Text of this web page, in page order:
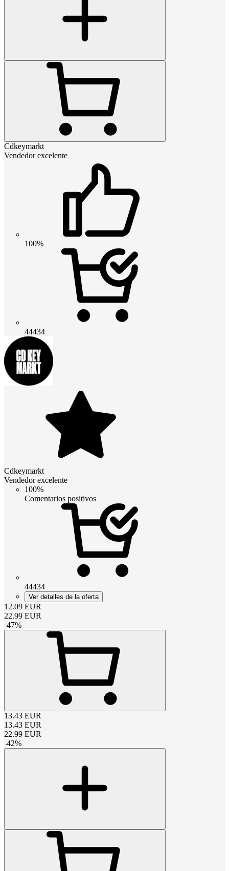
Cdkeymarkt
Vendedor excelente
100%
44434
Cdkeymarkt
Vendedor excelente
100%
Comentarios positivos
44434
Ver detalles de la oferta
12.09 EUR
22.99 EUR
-47%
13.43 EUR
13.43 EUR
22.99 EUR
-42%